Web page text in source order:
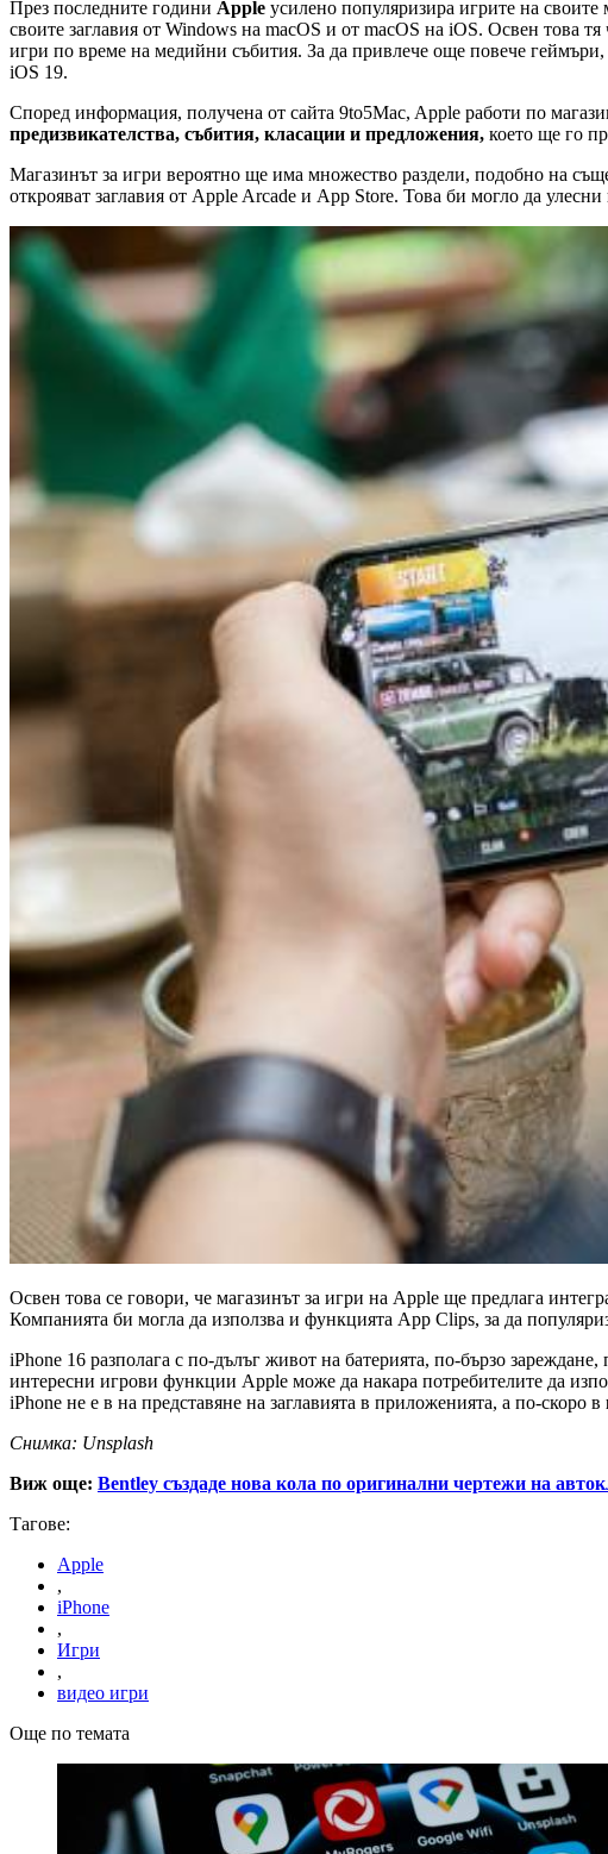
През последните години Apple усилено популяризира игрите на
своите заглавия от Windows на macOS и от macOS на iOS. Освен това
игри по време на медийни събития. За да привлече още повече
iOS 19.
Според информация, получена от сайта 9to5Mac, Apple работи по
предизвикателства, събития, класации и предложения, което ще го
Магазинът за игри вероятно ще има множество раздели, подобно на
открояват заглавия от Apple Arcade и App Store. Това би могло да
Освен това се говори, че магазинът за игри на Apple ще предлага
Компанията би могла да използва и функцията App Clips, за да
iPhone 16 разполага с по-дълъг живот на батерията, по-бързо
интересни игрови функции Apple може да накара потребителите да
iPhone не е в на представяне на заглавията в приложенията, а по-скоро в
Снимка: Unsplash
Виж още: Bentley създаде нова кола по оригинални чертежи на
Тагове:
Apple
,
iPhone
,
Игри
,
видео игри
Още по темата